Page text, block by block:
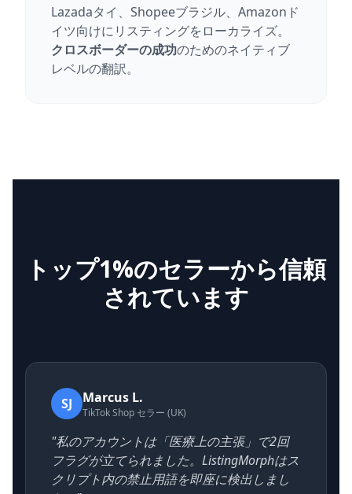
Lazadaタイ、Shopeeブラジル、Amazonド
イツ向けにリスティングをローカライズ。
クロスボーダーの成功のためのネイティブ
レベルの翻訳。
トップ1%のセラーから信頼
されています
SJ Marcus L.
TikTok Shop セラー (UK)
"私のアカウントは「医療上の主張」で2回
フラグが立てられました。ListingMorphはス
クリプト内の禁止用語を即座に検出しまし